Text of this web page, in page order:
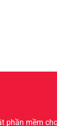
phần mềm